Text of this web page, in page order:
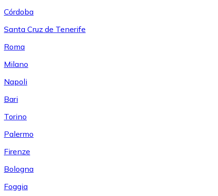
Córdoba
Santa Cruz de Tenerife
Roma
Milano
Napoli
Bari
Torino
Palermo
Firenze
Bologna
Foggia